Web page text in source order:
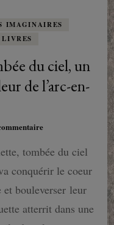
IMAGINAIRES
du ciel, un
de l’arc-en-
sur
Tome
:
Tombée
ciel,
tombée du ciel
conquérir le coeur
et bouleverser leur
atterrit dans une